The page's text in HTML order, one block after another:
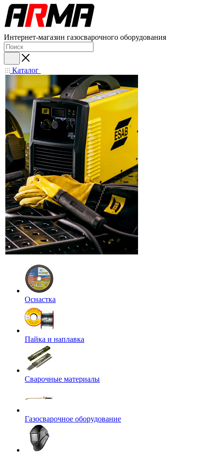
Интернет-магазин газосварочного оборудования
Каталог
Оснастка
Пайка и наплавка
Сварочные материалы
Газосварочное оборудование